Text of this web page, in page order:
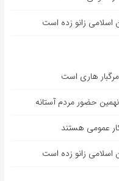
اسلامی زانو زده است
مرگبار هاری است
حضور مردم آستانه
عمومی هستند
اسلامی زانو زده است